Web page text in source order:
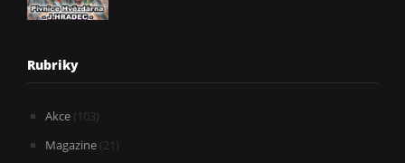
Rubriky
Akce (103)
Magazine (21)